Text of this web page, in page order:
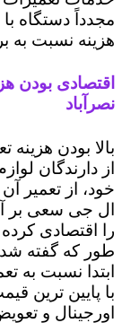
مجدداً دستگاه
هزینه نسبت به
اقتصادی بودن
نصرآباد
بالا بودن
از دارندگان
خود، از تعمیر
ال جی سعی بر
را اقتصادی
طور که گفته
ابتدا نسبت به
با پایین ترین
اورجینال و